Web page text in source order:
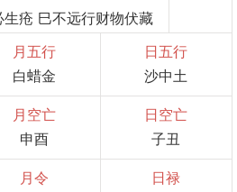
丁不剃头头必生疮 巳不远行财物伏藏
月五行
白蜡金
日五行
沙中土
月空亡
申酉
日空亡
子丑
月令
日禄